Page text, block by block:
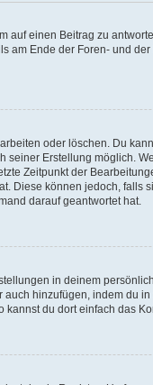
einen Beitrag zu
Ende der Foren- und
oder löschen. Du
Erstellung möglich.
Zeitpunkt der
können jedoch,
darauf geantwortet hat.
in deinem
hinzufügen, indem
du dort einfach das